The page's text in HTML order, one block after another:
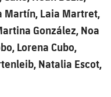
Martín, Laia Martret,
González, Noa
Lorena Cubo,
Natalia Escot,